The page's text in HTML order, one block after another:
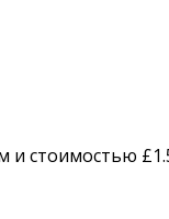
и стоимостью